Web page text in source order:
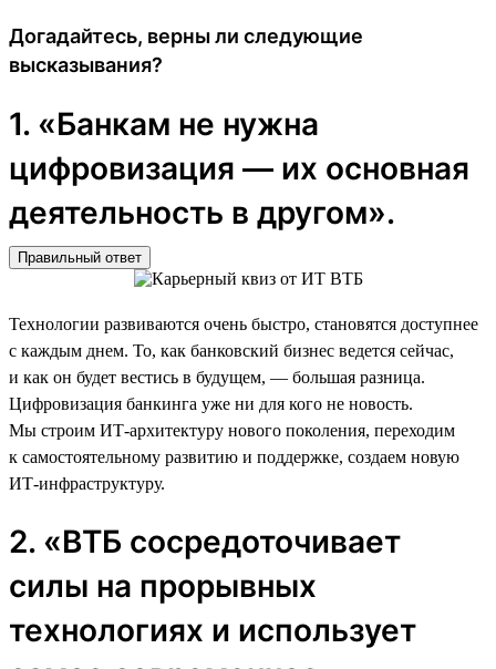
Догадайтесь, верны ли следующие
высказывания?
1. «Банкам не нужна
цифровизация — их основная
деятельность в другом».
Правильный ответ
Технологии развиваются очень быстро, становятся доступнее
с каждым днем. То, как банковский бизнес ведется сейчас,
и как он будет вестись в будущем, — большая разница.
Цифровизация банкинга уже ни для кого не новость.
Мы строим ИТ-архитектуру нового поколения, переходим
к самостоятельному развитию и поддержке, создаем новую
ИТ-инфраструктуру.
2. «ВТБ сосредоточивает
силы на прорывных
технологиях и использует